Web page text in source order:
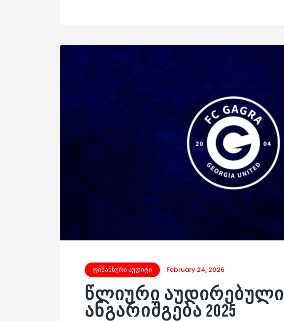
ფინანსური აუდიტი February 24, 2026
წლიური აუდირებული
ანგარიშგება 2025